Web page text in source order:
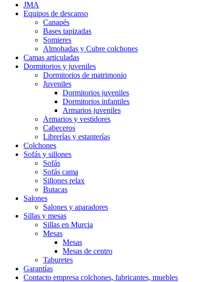
JMA
Equipos de descanso
Canapés
Bases tapizadas
Somieres
Almohadas y Cubre colchones
Camas articuladas
Dormitorios y juveniles
Dormitorios de matrimonio
Juveniles
Dormitorios juveniles
Dormitorios infantiles
Armarios juveniles
Armarios y vestidores
Cabeceros
Librerías y estanterías
Colchones
Sofás y sillones
Sofás
Sofás cama
Sillones relax
Butacas
Salones
Salones y aparadores
Sillas y mesas
Sillas en Murcia
Mesas
Mesas
Mesas de centro
Taburetes
Garantías
Contacto empresa colchones, fabricantes, muebles